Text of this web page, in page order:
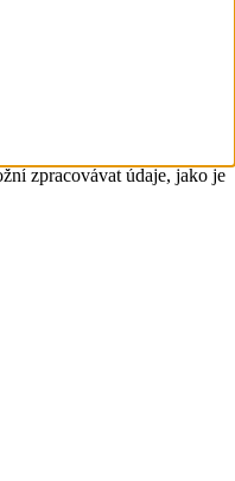
zpracovávat údaje, jako je